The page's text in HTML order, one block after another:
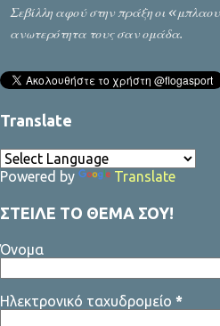
Σεβίλλη αφού στην πράξη οι
ανωτερότητα τους σαν ομάδα.
Translate
Powered by Translate
ΣΤΕΙΛΕ ΤΟ ΘΕΜΑ ΣΟΥ!
Όνομα
Ηλεκτρονικό ταχυδρομείο *